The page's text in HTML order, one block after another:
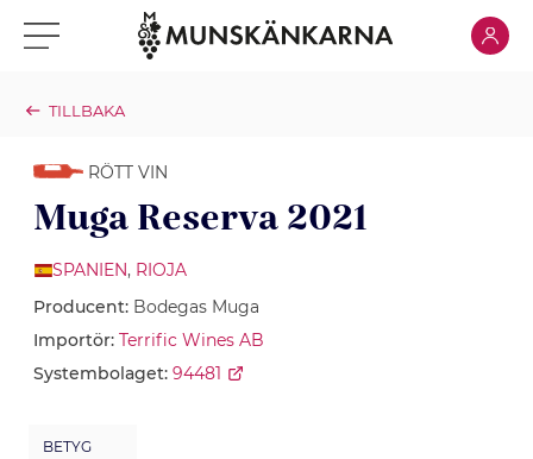
Klicka för meny Klicka
TILLBAKA
RÖTT VIN
Muga Reserva 2021
SPANIEN, RIOJA
Producent: Bodegas Muga
Importör: Terrific Wines AB
Systembolaget: 94481
BETYG